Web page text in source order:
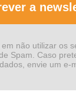
a
não utilizar os
Spam. Caso
envie um e-